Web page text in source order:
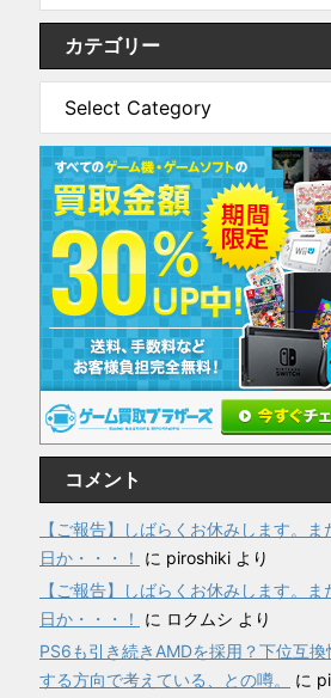
カテゴリー
コメント
【ご報告】しばらくお休みします。ま
日か・・・！
に piroshiki より
【ご報告】しばらくお休みします。ま
日か・・・！
に ロクムシ より
PS6も引き続きAMDを採用？下位互換
する方向で考えている、との噂。
に